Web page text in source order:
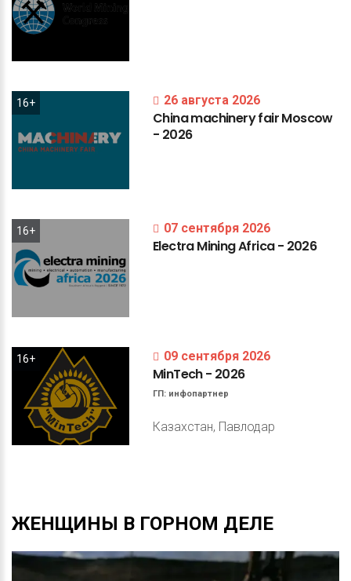
16+ 26 августа 2026
ChinamachineryfairMoscow
- 2026
16+ 07 сентября 2026
ElectraMiningAfrica- 2026
16+ 09 сентября 2026
MinTech- 2026
ГП: инфопартнер
Казахстан, Павлодар
ЖЕНЩИНЫ В ГОРНОМ ДЕЛЕ